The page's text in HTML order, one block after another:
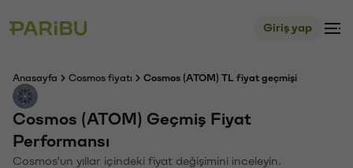
Giriş yap
Anasayfa Cosmos fiyatı Cosmos (ATOM) TL fiyat geçmişi
Cosmos (ATOM) Geçmiş Fiyat
Performansı
Cosmos'un yıllar içindeki fiyat değişimini inceleyin.